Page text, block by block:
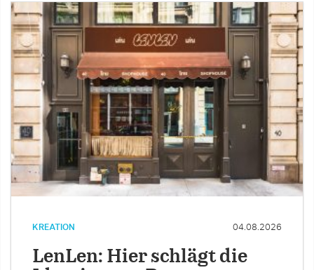
KREATION 04.08.2026
LenLen: Hier schlägt die